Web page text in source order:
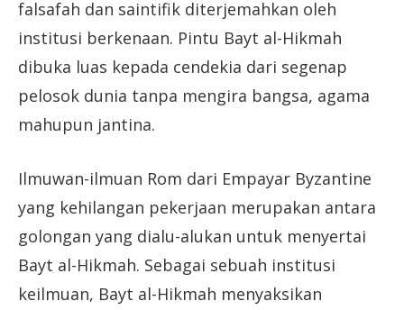
falsafah dan saintifik diterjemahkan oleh
institusi berkenaan. Pintu Bayt al-Hikmah
dibuka luas kepada cendekia dari segenap
pelosok dunia tanpa mengira bangsa, agama
mahupun jantina.
Ilmuwan-ilmuan Rom dari Empayar Byzantine
yang kehilangan pekerjaan merupakan antara
golongan yang dialu-alukan untuk menyertai
Bayt al-Hikmah. Sebagai sebuah institusi
keilmuan, Bayt al-Hikmah menyaksikan